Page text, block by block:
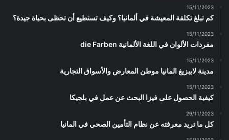
15/11/2023
كم تبلغ تكلفة المعيشة في ألمانيا؟ وكيف تستطيع أن تحظى بحياة جيدة؟
15/11/2023
مفردات الألوان في اللغة الألمانية die Farben
15/11/2023
مدينة لايبزيغ المانيا موطن المعارض والأسواق التجارية
15/11/2023
كيفية الحصول على فيزا البحث عن عمل في بلجيكا
29/11/2023
كل ما تريد معرفته عن نظام التأمين الصحي في المانيا